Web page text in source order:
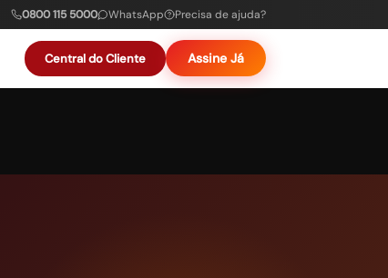
0800 115 5000 WhatsApp Precisa de ajuda?
Central do Cliente Assine Já